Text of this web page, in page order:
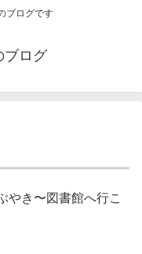
ブログです
ブログ
やき〜図書館へ行こ